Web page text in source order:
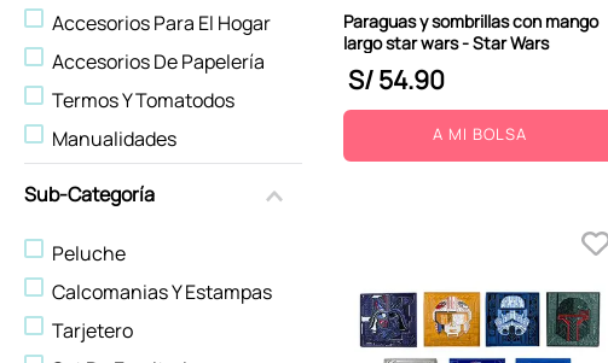
Accesorios Para El Hogar
Accesorios De Papelería
Termos Y Tomatodos
Manualidades
Accesorios De Moda
Accesorios de Cómputo
Mascotas
Sub-Categoría
Peluche
Calcomanias Y Estampas
Tarjetero
Paraguas y sombrillas con mango
largo star wars - Star Wars
S/54.90
A MI BOLSA